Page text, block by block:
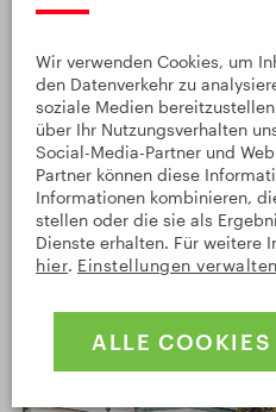
Wir verwenden Cookies, um
den Datenverkehr zu
soziale Medien
über Ihr Nutzungsverhalten
Social-Media-Partner und
Partner können diese
Informationen kombinieren,
stellen oder die sie als
Dienste erhalten. Für weitere
hier. Einstellungen verwalten
ALLE COOKIES